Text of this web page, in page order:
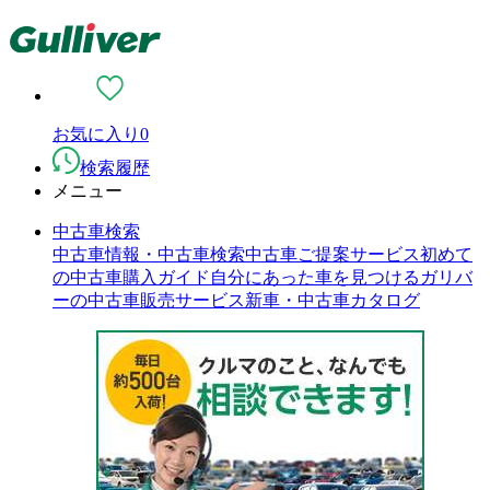
お気に入り 0
検索履歴
メニュー
中古車検索
中古車情報・中古車検索中古車ご提案サービス初めて
の中古車購入ガイド 自分にあった車を見つける ガリバ
ーの中古車販売サービス新車・中古車カタログ